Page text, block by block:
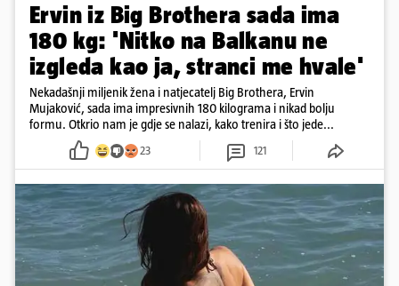
Ervin iz Big Brothera sada ima
180 kg: 'Nitko na Balkanu ne
izgleda kao ja, stranci me hvale'
Nekadašnji miljenik žena i natjecatelj Big Brothera, Ervin
Mujaković, sada ima impresivnih 180 kilograma i nikad bolju
formu. Otkrio nam je gdje se nalazi, kako trenira i što jede...
23 121